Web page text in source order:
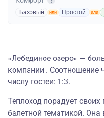
Базовый Простой
«Лебединое озеро» —
компании . Соотношение
числу гостей: 1:3.
Теплоход порадует своих
балетной тематикой. Она